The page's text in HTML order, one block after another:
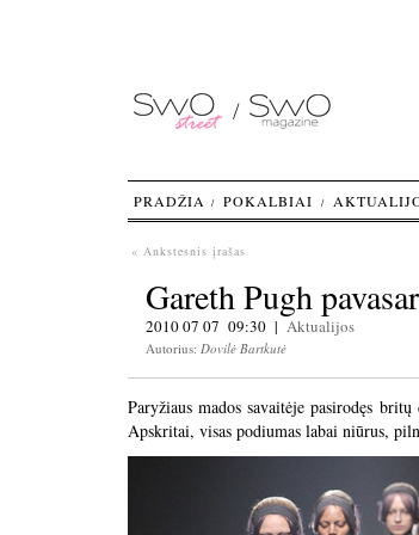
« Ankstesnis įrašas
Gareth Pugh
2010 07 07 09:30 | Aktualijos
Autorius: Dovilė Bartkutė
Paryžiaus mados savaitėje pasirodęs
Apskritai, visas podiumas labai niūrus,
PRADŽIA POKALBIAI